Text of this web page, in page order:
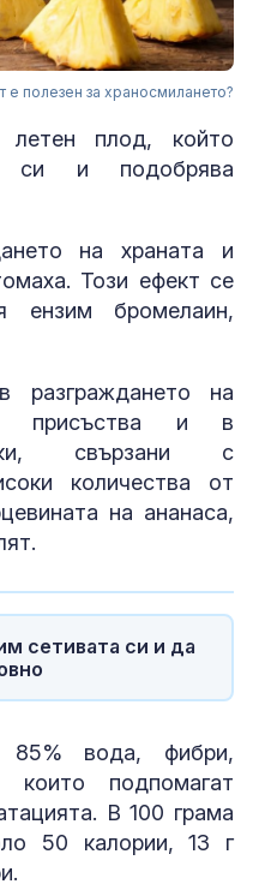
е полезен за храносмилането?
летен плод, който
си и подобрява
на храната и
Този ефект се
ензим бромелаин,
разграждането на
присъства и в
свързани с
количества от
на ананаса,
сетивата си и да
вода, фибри,
които подпомагат
В 100 грама
50 калории, 13 г